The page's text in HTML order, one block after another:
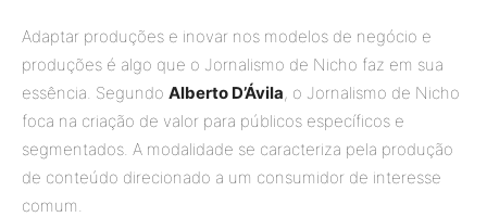
Adaptar produções e inovar nos modelos de negócio e
produções é algo que o Jornalismo de Nicho faz em sua
essência. Segundo Alberto D’Ávila, o Jornalismo de Nicho
foca na criação de valor para públicos específicos e
segmentados. A modalidade se caracteriza pela produção
de conteúdo direcionado a um consumidor de interesse
comum.